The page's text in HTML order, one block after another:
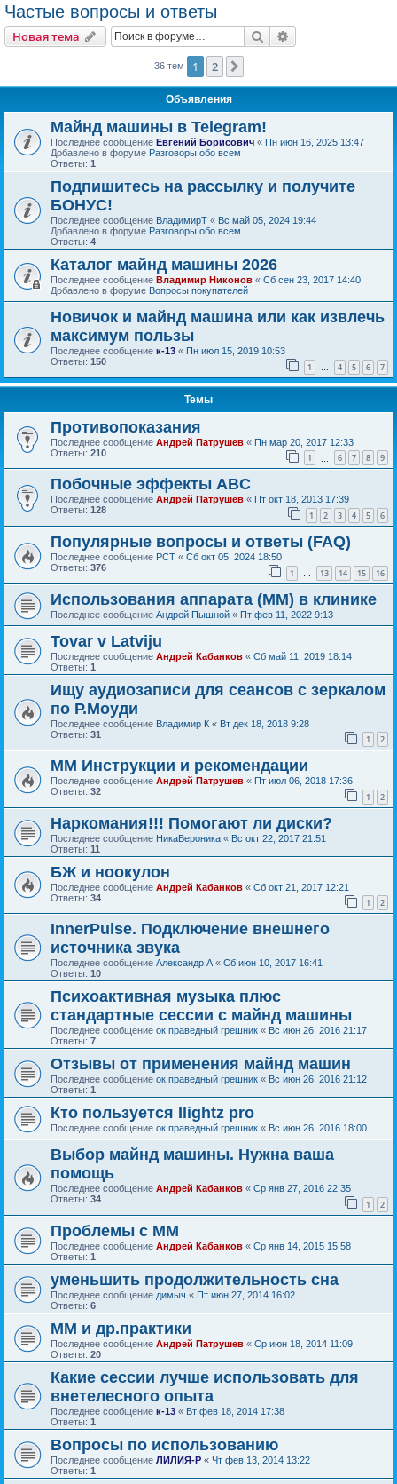
Частые вопросы и ответы
Новая тема Поиск
36 тем 1 2
Объявления
Майнд машины в Telegram!
Последнее сообщение Евгений Борисович « Пн июн 16, 2025 13:47
Добавлено в форуме Разговоры обо всем
Ответы: 1
Подпишитесь на рассылку и получите
БОНУС!
Последнее сообщение ВладимирТ « Вс май 05, 2024 19:44
Добавлено в форуме Разговоры обо всем
Ответы: 4
Каталог майнд машины 2026
Последнее сообщение Владимир Никонов « Сб сен 23, 2017 14:40
Добавлено в форуме Вопросы покупателей
Новичок и майнд машина или как извлечь
максимум пользы
Последнее сообщение к-13 « Пн июл 15, 2019 10:53
Ответы: 150 1 … 4 5 6 7
Темы
Противопоказания
Последнее сообщение Андрей Патрушев « Пн мар 20, 2017 12:33
Ответы: 210 1 6 7 8 9
Побочные эффекты ABC
Последнее сообщение Андрей Патрушев « Пт окт 18, 2013 17:39
Ответы: 128 1 2 3 4 5 6
Популярные вопросы и ответы (FAQ)
Последнее сообщение РСТ « Сб окт 05, 2024 18:50
Ответы: 376 1 … 13 14 15 16
Использования аппарата (ММ) в клинике
Последнее сообщение Андрей Пышной « Пт фев 11, 2022 9:13
Tovar v Latviju
Последнее сообщение Андрей Кабанков « Сб май 11, 2019 18:14
Ответы: 1
Ищу аудиозаписи для сеансов с зеркалом
по Р.Моуди
Последнее сообщение Владимир К « Вт дек 18, 2018 9:28
Ответы: 31 1 2
ММ Инструкции и рекомендации
Последнее сообщение Андрей Патрушев « Пт июл 06, 2018 17:36
Ответы: 32 1 2
Наркомания!!! Помогают ли диски?
Последнее сообщение НикаВероника « Вс окт 22, 2017 21:51
Ответы: 11
БЖ и ноокулон
Последнее сообщение Андрей Кабанков « Сб окт 21, 2017 12:21
Ответы: 34 1 2
InnerPulse. Подключение внешнего
источника звука
Последнее сообщение Александр А« Сб июн 10, 2017 16:41
Ответы: 10
Психоактивная музыка плюс
стандартные сессии с майнд машины
Последнее сообщение ок праведный грешник « Вс июн 26, 2016 21:17
Ответы: 7
Отзывы от применения майнд машин
Последнее сообщение ок праведный грешник « Вс июн 26, 2016 21:12
Ответы: 1
Кто пользуется Ilightz pro
Последнее сообщение ок праведный грешник « Вс июн 26, 2016 18:00
Выбор майнд машины. Нужна ваша
помощь
Последнее сообщение Андрей Кабанков « Ср янв 27, 2016 22:35
Ответы: 34 1 2
Проблемы с ММ
Последнее сообщение Андрей Кабанков « Ср янв 14, 2015 15:58
Ответы: 1
уменьшить продолжительность сна
Последнее сообщение димыч « Пт июн 27, 2014 16:02
Ответы: 6
ММ и др.практики
Последнее сообщение Андрей Патрушев « Ср июн 18, 2014 11:09
Ответы: 20
Какие сессии лучше использовать для
внетелесного опыта
Последнее сообщение к-13 « Вт фев 18, 2014 17:38
Ответы: 1
Вопросы по использованию
Последнее сообщение ЛИЛИЯ-Р « Чт фев 13, 2014 13:22
Ответы: 1